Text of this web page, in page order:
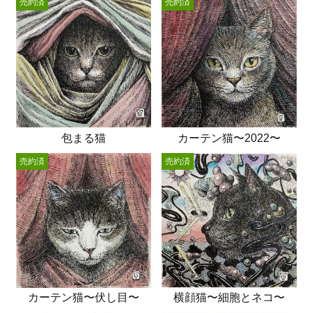
包まる猫 カーテン猫〜2022〜
カーテン猫〜伏し目〜
売約済
横顔猫〜細胞とネコ〜
売約済